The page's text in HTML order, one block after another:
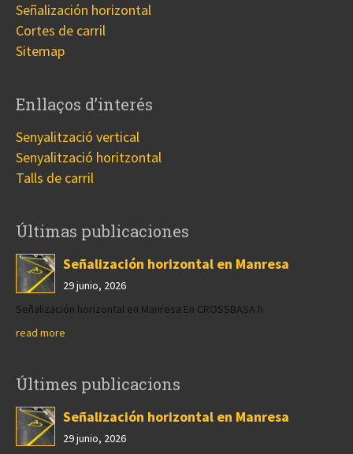
Señalización horizontal
Cortes de carril
Sitemap
Enllaços d’interés
Senyalització vertical
Senyalització horitzontal
Talls de carril
Últimas publicaciones
Señalización horizontal en Manresa
29 junio, 2026
Señalización horizontal en Manresa En CROSSBASA h
read more
Últimes publicacions
Señalización horizontal en Manresa
29 junio, 2026